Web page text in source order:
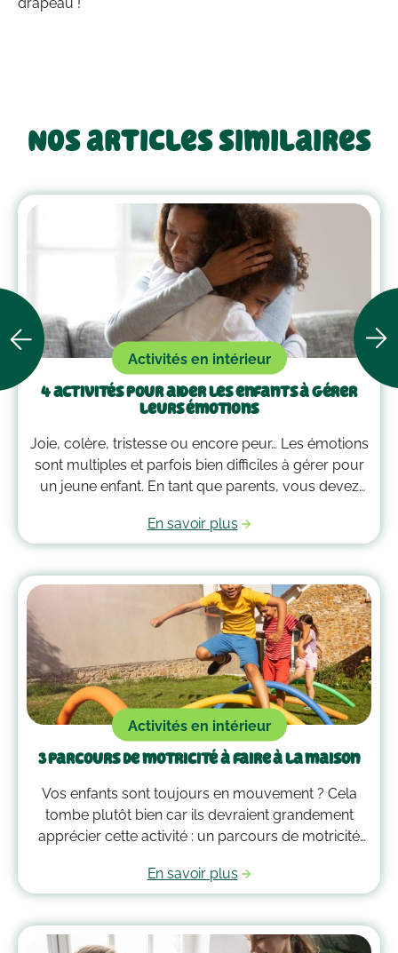
Nos articles similaires
Activités en intérieur
4 activités pour aider les enfants à gérer
leurs émotions
Joie, colère, tristesse ou encore peur… Les émotions
sont multiples et parfois bien difficiles à gérer pour
un jeune enfant. En tant que parents, vous devez
plus d’un tour dans votre sac pour les
accompagner. Voici quelques outils qui peuvent
vous guider dans la gestion des émotions de vos
enfants !
En savoir plus
Activités en intérieur
3 parcours de motricité à faire à la maison
Vos enfants sont toujours en mouvement ? Cela
tombe plutôt bien car ils devraient grandement
apprécier cette activité : un parcours de motricité
qui vous guideront pour savoir comment faire un
parcours de motricité à la maison !
En savoir plus